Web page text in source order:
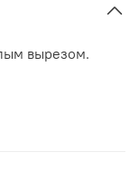
вырезом.